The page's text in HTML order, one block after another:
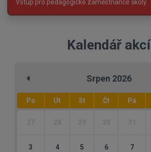
Vstup pro pedagogické zaměstnance školy
Kalendář akcí
Srpen 2026
Po Út St Čt Pá
3 4 5 6 7